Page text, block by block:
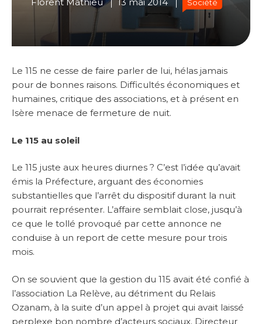
Florent Mathieu 13 mai 2014 Société
Le 115 ne cesse de faire parler de lui, hélas jamais
pour de bonnes raisons. Difficultés économiques et
humaines, critique des associations, et à présent en
Isère menace de fermeture de nuit.
Le 115 au soleil
Le 115 juste aux heures diurnes ? C’est l’idée qu’avait
émis la Préfecture, arguant des économies
substantielles que l’arrêt du dispositif durant la nuit
pourrait représenter. L’affaire semblait close, jusqu’à
ce que le tollé provoqué par cette annonce ne
conduise à un report de cette mesure pour trois
mois.
On se souvient que la gestion du 115 avait été confié à
l’association La Relève, au détriment du Relais
Ozanam, à la suite d’un appel à projet qui avait laissé
perplexe bon nombre d’acteurs sociaux. Directeur